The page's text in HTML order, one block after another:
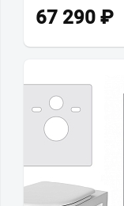
67 290 ₽